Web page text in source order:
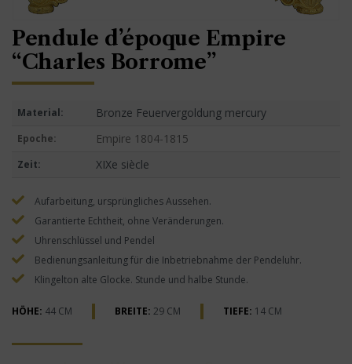
Pendule d’époque Empire
“Charles Borrome”
Material: Bronze Feuervergoldung mercury
Epoche: Empire 1804-1815
Zeit: XIXe siècle
Aufarbeitung, ursprüngliches Aussehen.
Garantierte Echtheit, ohne Veränderungen.
Uhrenschlüssel und Pendel
Bedienungsanleitung für die Inbetriebnahme der Pendeluhr.
Klingelton alte Glocke. Stunde und halbe Stunde.
HÖHE: 44 CM BREITE: 29 CM TIEFE: 14 CM